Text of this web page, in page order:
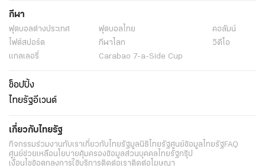
กีฬา
ฟุตบอลต่่างประเทศ ฟุตบอลไทย
คอลัมน์
ไฟต์สปอร์ต
กีฬาโลก
วิดีโอ
แกลเลอรี่
Carabao 7-a-Side Cup
ช็อปปิ้ง
ไทยรัฐอีเวนต์
เกี่ยวกับไทยรัฐ
กิจกรรมร่วมงานกับเราเกี่ยวกับไทยรัฐมูลนิธิไทยรัฐศูนย์ข้อมูลไทยรัฐFAQ
ศูนย์ช่วยเหลือนโยบายคุ้มครองข้อมูลส่วนบุคคลไทยรัฐกรุ๊ป
เงื่อนไขข้อตกลงการใช้บริการติดต่อเราติดต่อโฆษณา